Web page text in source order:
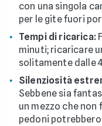
con una singola
per le gite fuori
Tempi di ricarica:
minuti; ricaricare
solitamente dalle
Silenziosità
Sebbene sia
un mezzo che non
pedoni